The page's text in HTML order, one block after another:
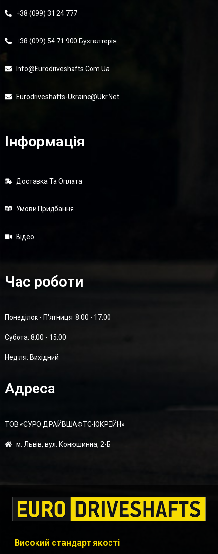
+38 (099) 31 24 777
+38 (099) 54 71 900 Бухгалтерія
Info@eurodriveshafts.com.ua
Eurodriveshafts-Ukraine@ukr.net
Інформація
Доставка Та Оплата
Умови Придбання
Відео
Час роботи
Понеділок - П'ятниця: 8:00 - 17:00
Суботa: 8:00 - 15:00
Неділя: Вихідний
Адреса
ТОВ «ЄУРО ДРАЙВШАФТC-ЮКРЕЙН»
м. Львів, вул. Конюшинна, 2-Б
Високий стандарт якості